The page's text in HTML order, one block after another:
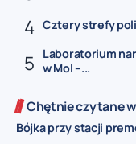
Cztery strefy
Laboratorium
w Mol –...
Chętnie czytane
Bójka przy stacji